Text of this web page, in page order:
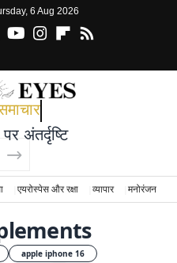
6 Aug 2026
अंतर्दृष्टि
एयरोस्पेस और रक्षा व्यापार मनोरंजन
apple iphone 16